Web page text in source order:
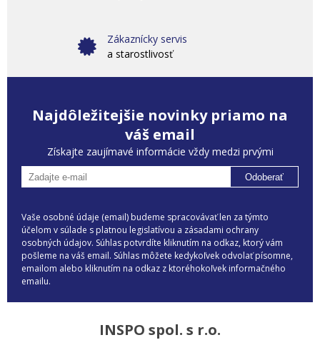
Zákaznícky servis
a starostlivosť
Najdôležitejšie novinky priamo na
váš email
Získajte zaujímavé informácie vždy medzi prvými
Odoberať
Vaše osobné údaje (email) budeme spracovávať len za týmto
účelom v súlade s platnou legislatívou a zásadami ochrany
osobných údajov. Súhlas potvrdíte kliknutím na odkaz, ktorý vám
pošleme na váš email. Súhlas môžete kedykoľvek odvolať písomne,
emailom alebo kliknutím na odkaz z ktoréhokoľvek informačného
emailu.
INSPO spol. s r.o.